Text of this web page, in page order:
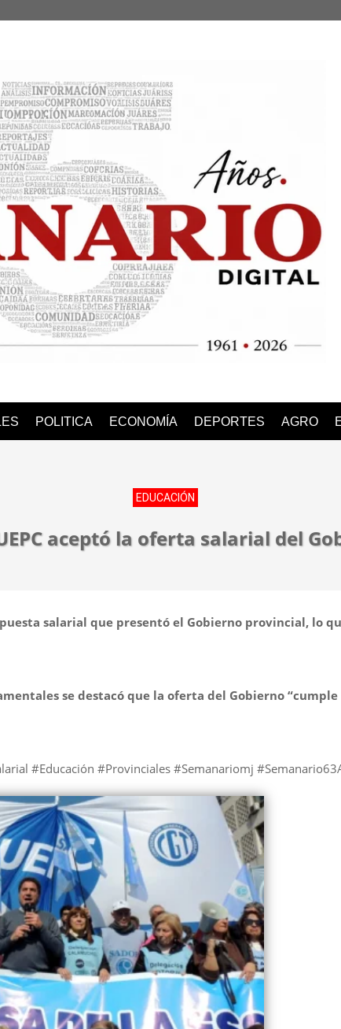
POLITICA ECONOMÍA DEPORTES AGRO
EDUCACIÓN
aceptó la oferta salarial del
salarial que presentó el Gobierno provincial, lo
se destacó que la oferta del Gobierno “cumple
#Educación #Provinciales #Semanariomj